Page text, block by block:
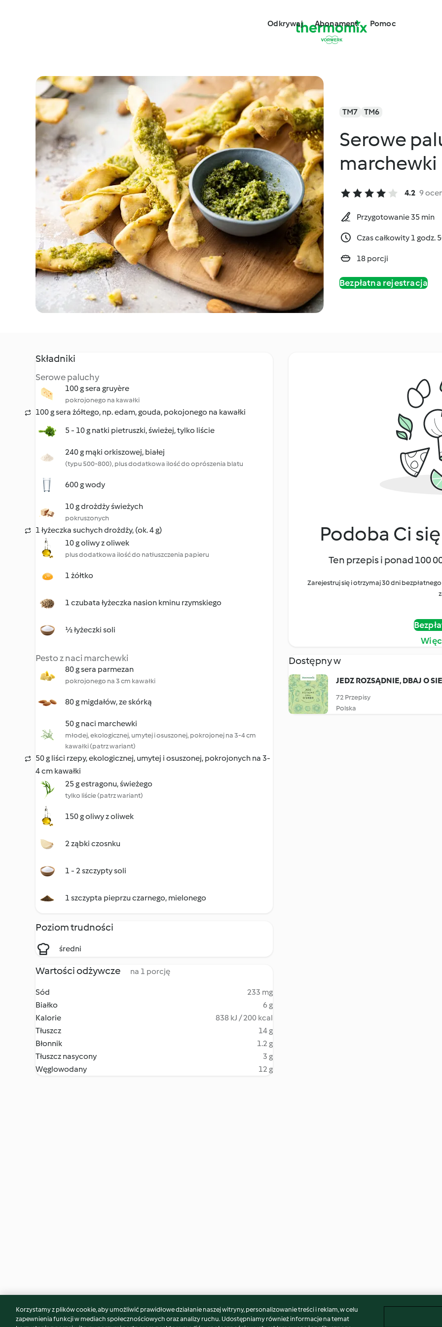
Odkrywaj Abonament Pomoc
TM7 TM6
Serowe
marchewki
4.2 9
Przygotowanie 35 min
Czas całkowity 1 godz.
18 porcji
Bezpłatna rejestracja
Składniki
Serowe paluchy
100 g sera gruyère
pokrojonego na kawałki
100 g sera żółtego, np. edam, gouda, pokojonego na kawałki
5 - 10 g natki pietruszki, świeżej, tylko liście
240 g mąki orkiszowej, białej
(typu 500-800), plus dodatkowa ilość do oprószenia blatu
600 g wody
10 g drożdży świeżych
pokruszonych
1 łyżeczka suchych drożdży, (ok. 4 g)
10 g oliwy z oliwek
plus dodatkowa ilość do natłuszczenia papieru
1 żółtko
1 czubata łyżeczka nasion kminu rzymskiego
½ łyżeczki soli
Pesto z naci marchewki
80 g sera parmezan
pokrojonego na 3 cm kawałki
80 g migdałów, ze skórką
50 g naci marchewki
młodej, ekologicznej, umytej i osuszonej, pokrojonej na 3-4 cm
kawałki (patrz wariant)
50 g liści rzepy, ekologicznej, umytej i osuszonej, pokrojonych na 3-
4 cm kawałki
25 g estragonu, świeżego
tylko liście (patrz wariant)
150 g oliwy z oliwek
2 ząbki czosnku
1 - 2 szczypty soli
1 szczypta pieprzu czarnego, mielonego
Poziom trudności
średni
Wartości odżywcze na 1 porcję
Sód
233 mg
Białko
6 g
Kalorie
838 kJ / 200 kcal
Tłuszcz
14 g
Błonnik
1.2 g
Tłuszcz nasycony
3 g
Węglowodany
12 g
Podoba Ci
Ten przepis i ponad 100
Zarejestruj się i otrzymaj 30 dni
Dostępny w
JEDZ ROZSĄDNIE, DBAJ O
72 Przepisy
Polska
Może spodoba Ci się również...
Korzystamy z plików cookie, aby umożliwić prawidłowe działanie naszej witryny, personalizowanie treści i reklam, w celu
zapewnienia funkcji w mediach społecznościowych oraz analizy ruchu. Udostępniamy również informacje na temat